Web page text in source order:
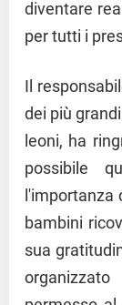
diventare
per tutti i
Il
dei più
leoni, ha
possibile
l'importanza
bambini
sua